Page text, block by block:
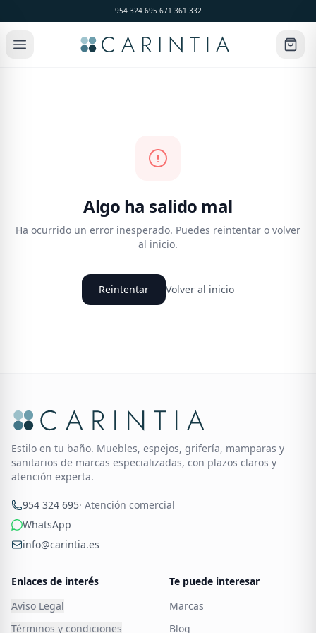
954 324 695·671 361 332
Algo ha salido mal
Ha ocurrido un error inesperado. Puedes reintentar o volver
al inicio.
Reintentar Volver al inicio
Estilo en tu baño. Muebles, espejos, grifería, mamparas y
sanitarios de marcas especializadas, con plazos claros y
atención experta.
954 324 695· Atención comercial
WhatsApp
info@carintia.es
Enlaces de interés
Aviso Legal
Términos y condiciones
Te puede interesar
Marcas
Blog